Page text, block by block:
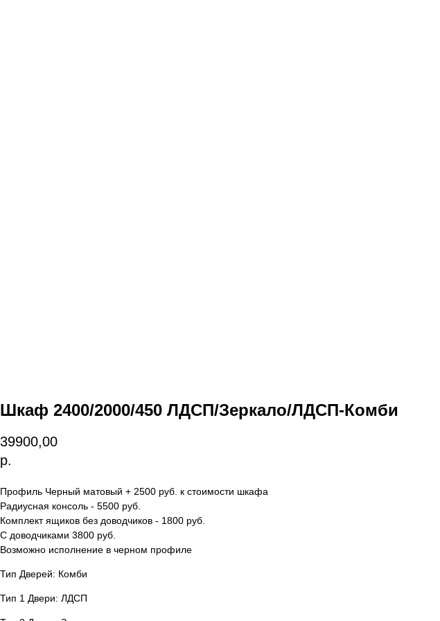
Шкаф 2400/2000/450 ЛДСП/Зеркало/ЛДСП-Комби
39900,00
р.
Профиль Черный матовый + 2500 руб. к стоимости шкафа
Радиусная консоль - 5500 руб.
Комплект ящиков без доводчиков - 1800 руб.
С доводчиками 3800 руб.
Возможно исполнение в черном профиле
Тип Дверей: Комби
Тип 1 Двери: ЛДСП